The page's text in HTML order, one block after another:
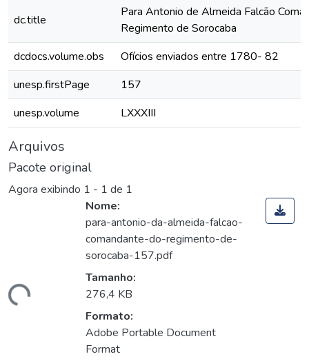
dc.title
Para Antonio de Almeida Falcão
Regimento de Sorocaba
dcdocs.volume.obs
Ofícios enviados entre 1780- 82
unesp.firstPage
157
unesp.volume
LXXXIII
Arquivos
Pacote original
Agora exibindo 1 - 1 de 1
Nome:
para-antonio-da-almeida-falcao-
comandante-do-regimento-de-
sorocaba-157.pdf
Tamanho:
276,4 KB
Formato:
Adobe Portable Document
Format